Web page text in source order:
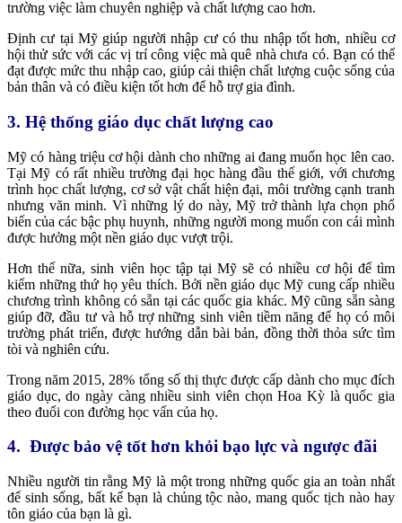
trường việc làm chuyên nghiệp và chất lượng cao hơn.
Định cư tại Mỹ giúp người nhập cư có thu nhập tốt hơn, nhiều cơ
hội thử sức với các vị trí công việc mà quê nhà chưa có. Bạn có thể
đạt được mức thu nhập cao, giúp cải thiện chất lượng cuộc sống của
bản thân và có điều kiện tốt hơn để hỗ trợ gia đình.
3. Hệ thống giáo dục chất lượng cao
Mỹ có hàng triệu cơ hội dành cho những ai đang muốn học lên cao.
Tại Mỹ có rất nhiều trường đại học hàng đầu thế giới, với chương
trình học chất lượng, cơ sở vật chất hiện đại, môi trường cạnh tranh
nhưng văn minh. Vì những lý do này, Mỹ trở thành lựa chọn phổ
biến của các bậc phụ huynh, những người mong muốn con cái mình
được hưởng một nền giáo dục vượt trội.
Hơn thế nữa, sinh viên học tập tại Mỹ sẽ có nhiều cơ hội để tìm
kiếm những thứ họ yêu thích. Bởi nền giáo dục Mỹ cung cấp nhiều
chương trình không có sẵn tại các quốc gia khác. Mỹ cũng sẵn sàng
giúp đỡ, đầu tư và hỗ trợ những sinh viên tiềm năng để họ có môi
trường phát triển, được hướng dẫn bài bản, đồng thời thỏa sức tìm
tòi và nghiên cứu.
Trong năm 2015, 28% tổng số thị thực được cấp dành cho mục đích
giáo dục, do ngày càng nhiều sinh viên chọn Hoa Kỳ là quốc gia
theo đuổi con đường học vấn của họ.
4. Được bảo vệ tốt hơn khỏi bạo lực và ngược đãi
Nhiều người tin rằng Mỹ là một trong những quốc gia an toàn nhất
để sinh sống, bất kể bạn là chủng tộc nào, mang quốc tịch nào hay
tôn giáo của bạn là gì.